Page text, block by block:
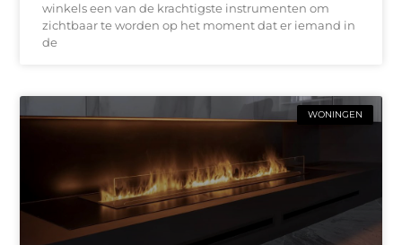
winkels een van de krachtigste instrumenten om
zichtbaar te worden op het moment dat er iemand in
de
WONINGEN